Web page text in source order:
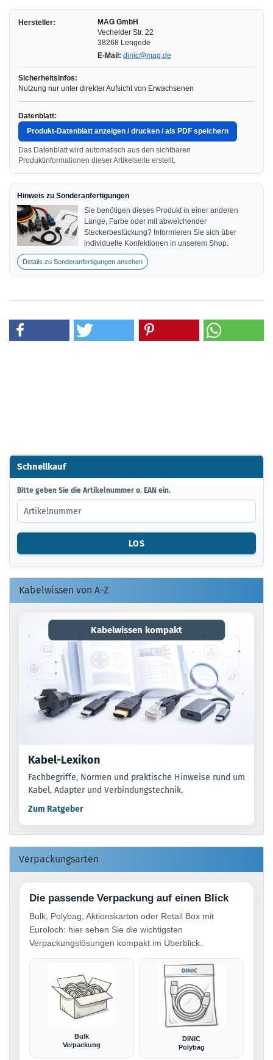
Hersteller:
MAG GmbH
Vechelder Str. 22
38268 Lengede
E-Mail: dinic@mag.de
Sicherheitsinfos:
Nutzung nur unter direkter Aufsicht von Erwachsenen
Datenblatt:
Produkt-Datenblatt anzeigen / drucken / als PDF speichern
Das Datenblatt wird automatisch aus den sichtbaren
Produktinformationen dieser Artikelseite erstellt.
Hinweis zu Sonderanfertigungen
Sie benötigen dieses Produkt in einer anderen
Länge, Farbe oder mit abweichender
Steckerbestückung? Informieren Sie sich über
individuelle Konfektionen in unserem Shop.
Details zu Sonderanfertigungen ansehen
Schnellkauf
BITTE
GEBEN
SIE
DIE
ARTIKELNUMMER
EAN
EIN.
Bitte geben Sie die Artikelnummer o. EAN ein.
LOS
Kabelwissen von A-Z
Kabelwissen kompakt
Kabel-Lexikon
Fachbegriffe, Normen und praktische Hinweise rund um
Kabel, Adapter und Verbindungstechnik.
Zum Ratgeber
Verpackungsarten
Die passende Verpackung auf einen Blick
Bulk, Polybag, Aktionskarton oder Retail Box mit
Euroloch: hier sehen Sie die wichtigsten
Verpackungslösungen kompakt im Überblick.
Bulk
Verpackung
DINIC
Polybag